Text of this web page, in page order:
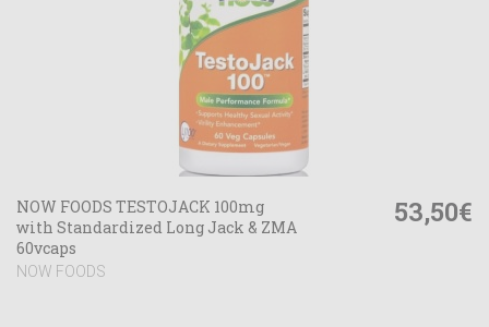
NOW FOODS TESTOJACK 100mg
with Standardized Long Jack & ZMA
60vcaps
NOW FOODS
53,50€